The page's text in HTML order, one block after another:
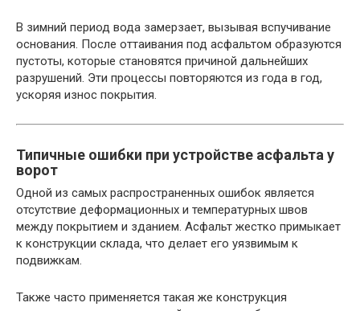
В зимний период вода замерзает, вызывая вспучивание
основания. После оттаивания под асфальтом образуются
пустоты, которые становятся причиной дальнейших
разрушений. Эти процессы повторяются из года в год,
ускоряя износ покрытия.
Типичные ошибки при устройстве асфальта у
ворот
Одной из самых распространенных ошибок является
отсутствие деформационных и температурных швов
между покрытием и зданием. Асфальт жестко примыкает
к конструкции склада, что делает его уязвимым к
подвижкам.
Также часто применяется такая же конструкция